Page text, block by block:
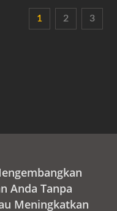
1 2 3
Anda Tanpa
Meningkatkan